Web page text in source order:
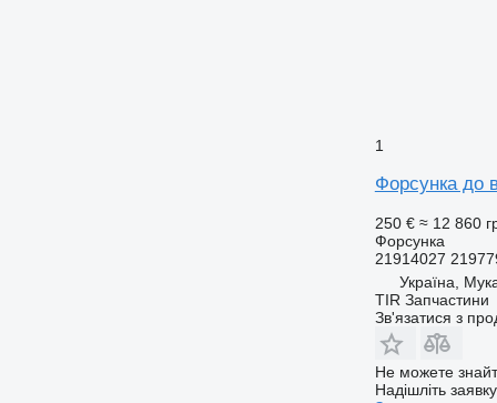
1
Форсунка до
250 € ≈ 12 860
Форсунка
21914027
Україна,
TIR Запчастини
Зв'язатися з
Не можете
Надішліть